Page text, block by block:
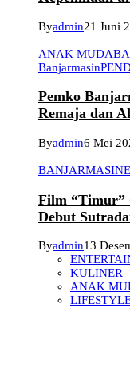
Byadmin21 Juni
ANAK MUDA
Banjarmasin
Pemko
Remaja dan
Byadmin6 Mei
BANJARMASIN
Film “Timur”
Debut
Byadmin13
KULINER
ANAK